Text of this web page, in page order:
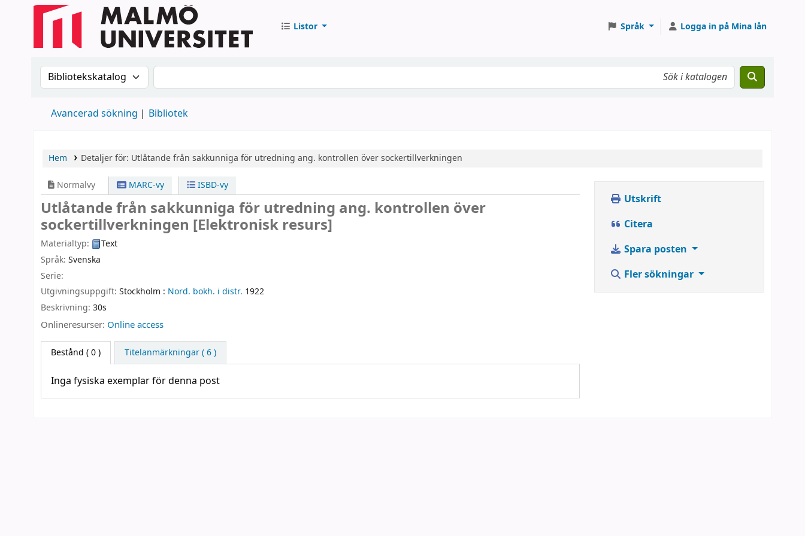
Listor Språk Logga in på Mina lån
Sök i katalogen efter:Sök i katalogen
Avancerad sökning Bibliotek
Hem Detaljer för: Utlåtande från sakkunniga för utredning ang. kontrollen över sockertillverkningen
Normalvy MARC-vy ISBD-vy
Utlåtande från sakkunniga för utredning ang. kontrollen över
sockertillverkningen [Elektronisk resurs]
Materialtyp:
Text
Språk: Svenska
Serie:
Utgivningsuppgift: Stockholm : Nord. bokh. i distr. 1922
Beskrivning: 30s
Onlineresurser: Online access
Bestånd ( 0 ) Titelanmärkningar ( 6 )
Inga fysiska exemplar för denna post
Utskrift
Citera
Spara posten
Fler sökningar